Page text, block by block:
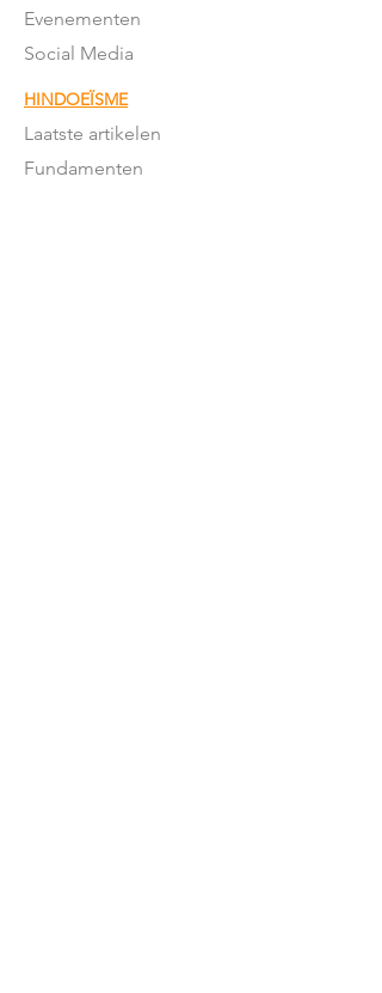
Evenementen
Social Media
HINDOEÏSME
Laatste artikelen
Fundamenten